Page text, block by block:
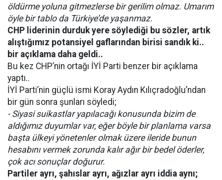
öldürme yoluna gitmezlerse bir gerilim olmaz. Umarım
öyle bir tablo da Türkiye’de yaşanmaz.
CHP liderinin durduk yere söylediği bu sözler, artık
alıştığımız potansiyel gaflarından birisi sandık ki..
bir açıklama daha geldi..
Bu kez CHP’nin ortağı İYİ Parti benzer bir açıklama
yaptı..
İYİ Parti’nin güçlü ismi Koray Aydın Kılıçradoğlu’ndan
bir gün sonra şunları söyledi;
- Siyasi suikastlar yapılacağı konusunda bizim de
aldığımız duyumlar var, eğer böyle bir planlama varsa
başta ülkeyi yönetenler olmak üzere ileride bunun
hesabını vermek zorunda kalır ağır bir bedel öderler,
çok acı sonuçlar doğurur.
Partiler ayrı, şahıslar ayrı, ağızlar ayrı iddia aynı;